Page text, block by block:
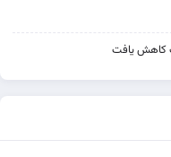
کاهش یافت